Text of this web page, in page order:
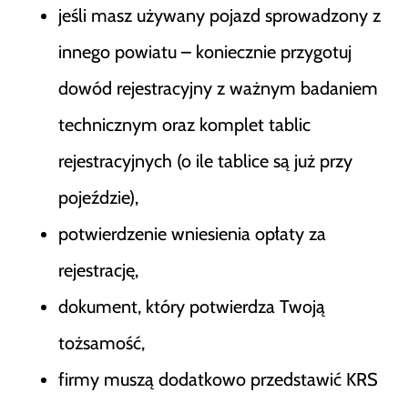
jeśli masz używany pojazd sprowadzony z
innego powiatu – koniecznie przygotuj
dowód rejestracyjny z ważnym badaniem
technicznym oraz komplet tablic
rejestracyjnych (o ile tablice są już przy
pojeździe),
potwierdzenie wniesienia opłaty za
rejestrację,
dokument, który potwierdza Twoją
tożsamość,
firmy muszą dodatkowo przedstawić KRS